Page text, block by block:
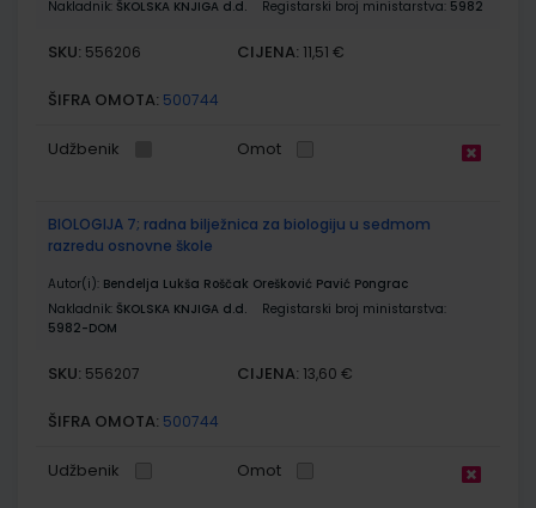
Nakladnik: ŠKOLSKA KNJIGA d.d. Registarski broj ministarstva: 5982
SKU: 556206 CIJENA: 11,51 €
ŠIFRA OMOTA: 500744
Udžbenik Omot
BIOLOGIJA 7; radna bilježnica za biologiju u sedmom
razredu osnovne škole
Autor(i): Bendelja Lukša Roščak Orešković Pavić Pongrac
Nakladnik: ŠKOLSKA KNJIGA d.d.
Registarski broj ministarstva:
5982-DOM
SKU: 556207 CIJENA: 13,60 €
ŠIFRA OMOTA: 500744
Udžbenik Omot